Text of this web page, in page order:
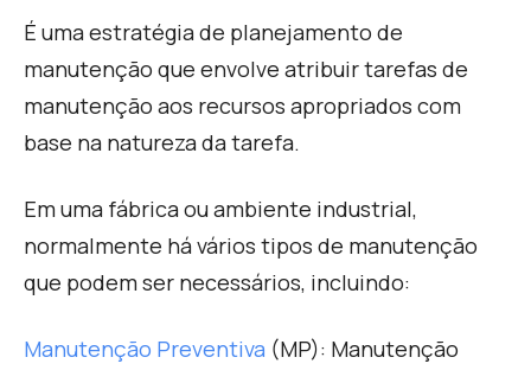
É uma estratégia de planejamento de
manutenção que envolve atribuir tarefas de
manutenção aos recursos apropriados com
base na natureza da tarefa.
Em uma fábrica ou ambiente industrial,
normalmente há vários tipos de manutenção
que podem ser necessários, incluindo:
Manutenção Preventiva (MP): Manutenção